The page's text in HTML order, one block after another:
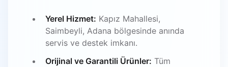
Yerel Hizmet: Kapız Mahallesi,
Saimbeyli, Adana bölgesinde anında
servis ve destek imkanı.
Orijinal ve Garantili Ürünler: Tüm